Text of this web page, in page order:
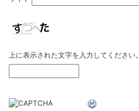
上に表示された文字を入力してください。